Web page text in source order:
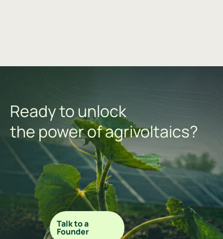
Ready to unlock
the power of agrivoltaics?
Talk to a
Founder